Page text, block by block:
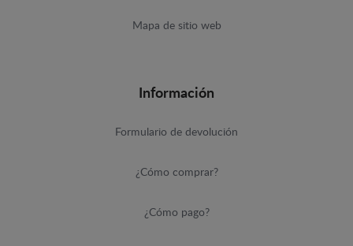
Mapa de sitio web
Información
Formulario de devolución
¿Cómo comprar?
¿Cómo pago?